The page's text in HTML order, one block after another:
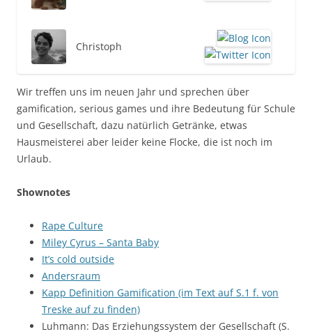
Christoph
Wir treffen uns im neuen Jahr und sprechen über
gamification, serious games und ihre Bedeutung für Schule
und Gesellschaft, dazu natürlich Getränke, etwas
Hausmeisterei aber leider keine Flocke, die ist noch im
Urlaub.
Shownotes
Rape Culture
Miley Cyrus – Santa Baby
It’s cold outside
Andersraum
Kapp Definition Gamification (im Text auf S.1 f. von
Treske auf zu finden)
Luhmann: Das Erziehungssystem der Gesellschaft (S.